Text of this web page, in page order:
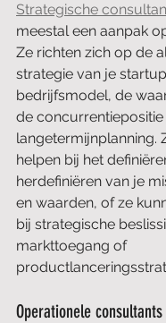
Strategische
meestal een aanpak
Ze richten zich op de
strategie van je
bedrijfsmodel, de
de concurrentiepositie
langetermijnplanning.
helpen bij het
herdefiniëren van je
en waarden, of ze
bij strategische
markttoegang of
Operationele consultants